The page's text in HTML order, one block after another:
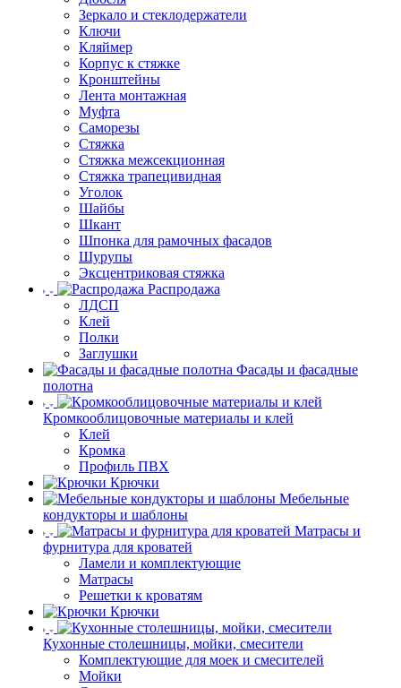
Зеркало и стеклодержатели
Ключи
Кляймер
Корпус к стяжке
Кронштейны
Лента монтажная
Муфта
Саморезы
Стяжка
Стяжка межсекционная
Стяжка трапецивидная
Уголок
Шайбы
Шкант
Шпонка для рамочных фасадов
Шурупы
Эксцентриковая стяжка
Распродажа
ЛДСП
Клей
Полки
Заглушки
Фасады и фасадные
полотна
Кромкооблицовочные материалы и клей
Клей
Кромка
Профиль ПВХ
Крючки
Мебельные
кондукторы и шаблоны
Матрасы и
фурнитура для кроватей
Ламели и комплектующие
Матрасы
Решетки к кроватям
Крючки
Кухонные столешницы, мойки, смесители
Комплектующие для моек и смесителей
Мойки